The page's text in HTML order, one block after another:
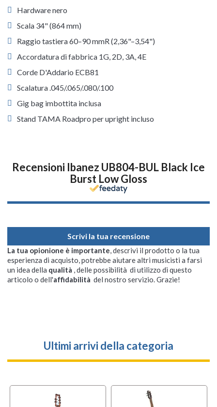
Hardware nero
Scala 34" (864 mm)
Raggio tastiera 60–90 mmR (2,36"–3,54")
Accordatura di fabbrica 1G, 2D, 3A, 4E
Corde D'Addario ECB81
Scalatura .045/.065/.080/.100
Gig bag imbottita inclusa
Stand TAMA Roadpro per upright incluso
Recensioni Ibanez UB804-BUL Black Ice
Burst Low Gloss
Scrivi la tua recensione
La tua opionione è importante, descrivi il prodotto o la tua
esperienza di acquisto, potrebbe aiutare altri musicisti a farsi
un idea della qualità , delle possibilità di utilizzo di questo
articolo o dell'affidabilità del nostro servizio. Grazie!
Ultimi arrivi della categoria